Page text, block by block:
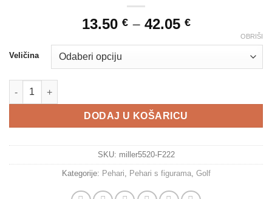
13.50 €– 42.05 €
Veličina
OBRIŠI
Pehar s golf figurom F222 količina
DODAJ U KOŠARICU
SKU: miller5520-F222
Kategorije: Pehari Pehari s figurama, Golf